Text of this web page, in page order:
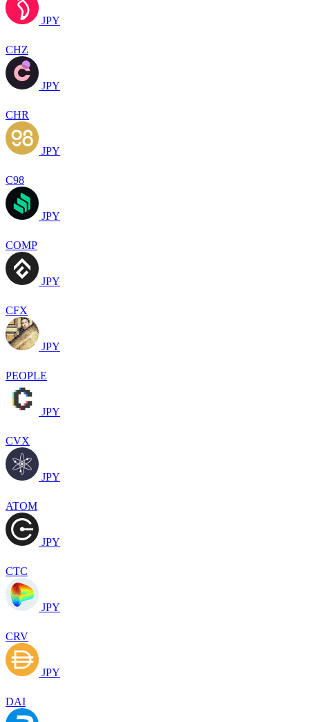
JPY
CHZ
JPY
CHR
JPY
C98
JPY
COMP
JPY
CFX
JPY
PEOPLE
JPY
CVX
JPY
ATOM
JPY
CTC
JPY
CRV
JPY
DAI